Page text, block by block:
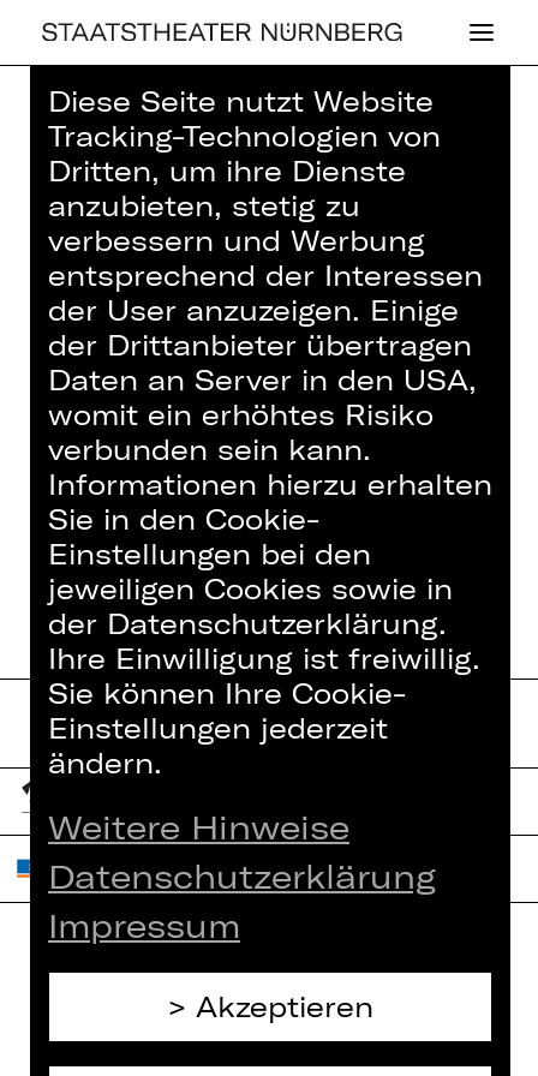
Home> Haus> Künstler*innen>
Johannes Stermann
OPER
JO­HAN­NES STER­
MANN
Sänger*in (Gast)
Künstler*innen
Interner Bereich
ZVB/L
Diese Seite nutzt Website
Tracking-Technologien von
Dritten, um ihre Dienste
anzubieten, stetig zu
verbessern und Werbung
entsprechend der Interessen
der User anzuzeigen. Einige
der Drittanbieter übertragen
Daten an Server in den USA,
womit ein erhöhtes Risiko
verbunden sein kann.
Informationen hierzu erhalten
Sie in den Cookie-
Einstellungen bei den
jeweiligen Cookies sowie in
der Datenschutzerklärung.
Ihre Einwilligung ist freiwillig.
Sie können Ihre Cookie-
Einstellungen jederzeit
ändern.
Weitere Hinweise
Datenschutzerklärung
Impressum
Akzeptieren